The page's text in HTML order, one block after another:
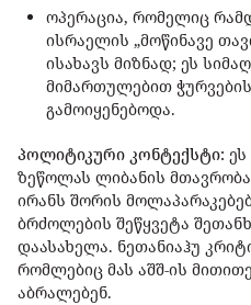
ოპერაცია, რომელიც
ისრაელის „მოწინავე
ისახავს მიზნად; ეს
მიმართულებით
გამოიყენებოდა.
პოლიტიკური კონტექსტი:
ზეწოლას ლიბანის
ირანს შორის
ბრძოლების შეწყვეტა
დაასახელა. ნეთანიაჰუ
რომლებიც მას აშშ-ის
აბრალებენ.